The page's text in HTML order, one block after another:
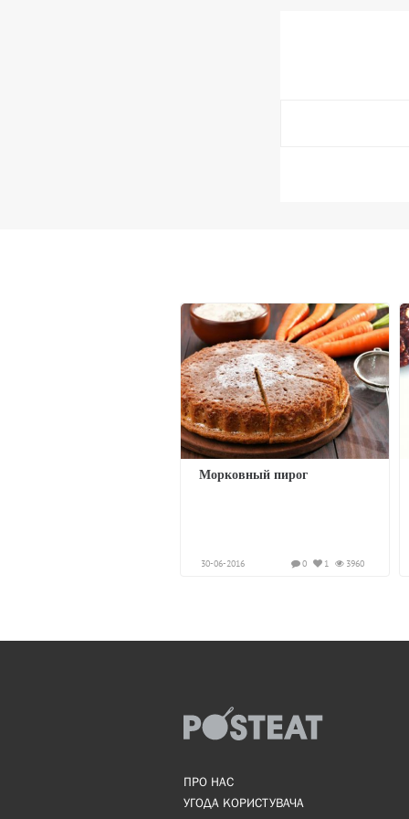
Морковный пирог
30-06-2016 3960
1
0
ПРО НАС
УГОДА КОРИСТУВАЧА